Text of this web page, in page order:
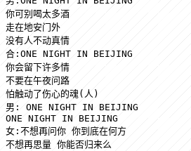
你可别喝太多酒
走在地安门外
没有人不动真情
合:ONE NIGHT IN BEIJING
你会留下许多情
不要在午夜问路
怕触动了伤心的魂(人)
男: ONE NIGHT IN BEIJING
ONE NIGHT IN BEIJING
女:不想再问你 你到底在何方
不想再思量 你能否归来么